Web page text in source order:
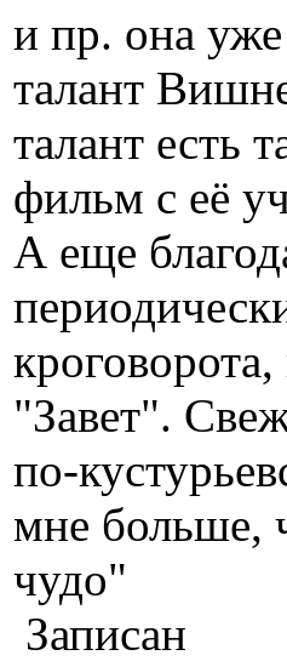
и пр. она
талант
талант есть
фильм с её
А еще
"Завет".
по-
мне больше,
чудо"
Записан